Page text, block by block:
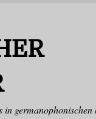
H
in germanophonischen